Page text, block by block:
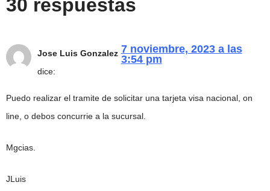
30 respuestas
Jose Luis Gonzalez
dice:
7 noviembre, 2023 a las
3:54 pm
Puedo realizar el tramite de solicitar una tarjeta visa nacional, on
line, o debos concurrie a la sucursal.
Mgcias.
JLuis